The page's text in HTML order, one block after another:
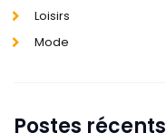
Loisirs
Mode
Postes récents